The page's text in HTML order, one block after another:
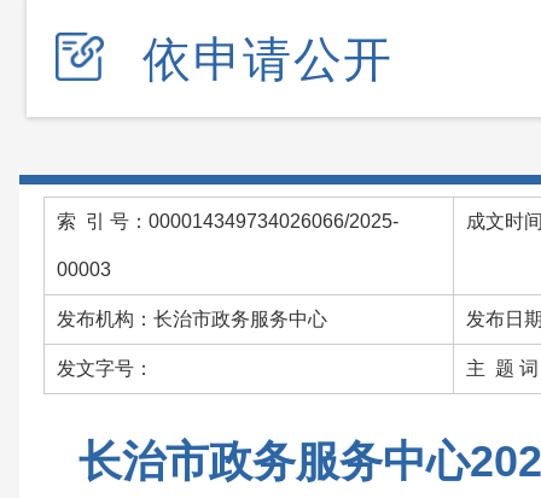
依申请公开
索 引 号：000014349734026066/2025-
00003
成文时
发布机构：长治市政务服务中心 发布日
发文字号： 主 题 词
长治市政务服务中心